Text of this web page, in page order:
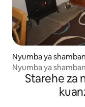
Nyumba ya
Nyumba ya
wanandoa
Starehe za